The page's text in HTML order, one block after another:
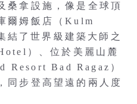
桑拿設施，像是全球頂
爾姆飯店（Kulm
了世界級建築大師之
）、位於美麗山麓
Resort Bad Ragaz）
同步登高望遠的兩人度